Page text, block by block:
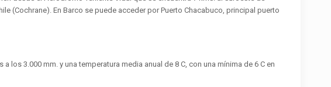
(Cochrane). En Barco se puede acceder por Puerto Chacabuco, principal puerto
3.000 mm. y una temperatura media anual de 8 C, con una mínima de 6 C en